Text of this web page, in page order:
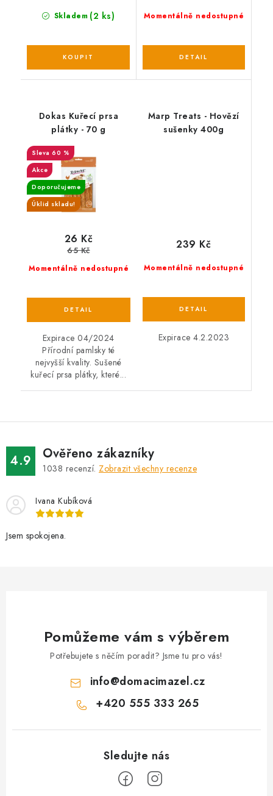
Skladem (2 ks) Momentálně nedostupné
Dokas Kuřecí prsa
plátky - 70 g
60 %
Akce
Doporučujeme
Úklid skladu!
Momentálně nedostupné
26 Kč
65 Kč
Expirace 04/2024
Přírodní pamlsky té
nejvyšší kvality. Sušené
kuřecí prsa plátky, které...
Marp Treats - Hovězí
sušenky 400g
Momentálně nedostupné
239 Kč
Expirace 4.2.2023
4.9 Ověřeno zákazníky
1038 recenzí. Zobrazit všechny recenze
Ivana Kubíková
Jsem spokojena.
Pomůžeme vám s výběrem
Potřebujete s něčím poradit? Jsme tu pro vás!
info@domacimazel.cz
+420 555 333 265